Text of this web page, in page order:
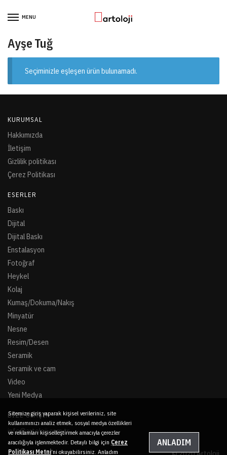
MENU
Ayşe Tuğ
Seçiminizle eşleşen ürün bulunamadı.
KURUMSAL
Hakkımızda
İletişim
Gizlilik politikası
Çerez Politikası
ESERLER
Baskı
Dijital
Dijital Baskı
Enstalasyon
Fotoğraf
Heykel
Kolaj
Kumaş/Dokuma/Nakış
Minyatür
Nesne
Resim/Desen
Seramik
Seramik ve cam
Video
Yeni Medya
BIZE ULAŞIN
info@artoloji.com.tr
Sitemize giriş yaparak kişisel verileriniz, site
kullanımınızı analiz etmek, sosyal medya özellikleri
ve reklamları kişiselleştirmek amacıyla çerezler
aracılığıyla işlenmektedir. Detaylı bilgi için Çerez
Politikası Metni’ni okuyabilirsiniz. Anladım
ANLADIM